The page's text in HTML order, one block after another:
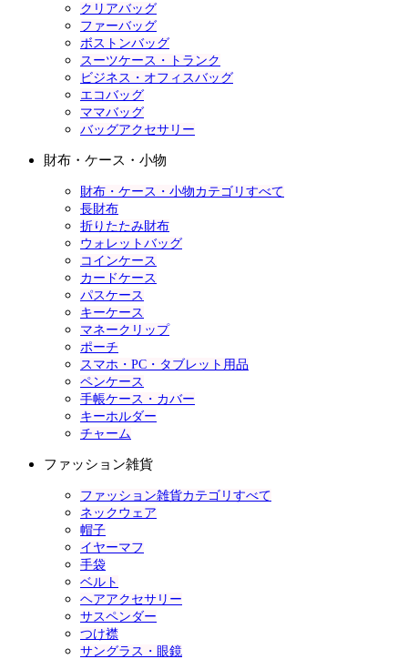
クリアバッグ
ファーバッグ
ボストンバッグ
スーツケース・トランク
ビジネス・オフィスバッグ
エコバッグ
ママバッグ
バッグアクセサリー
財布・ケース・小物
財布・ケース・小物カテゴリすべて
長財布
折りたたみ財布
ウォレットバッグ
コインケース
カードケース
パスケース
キーケース
マネークリップ
ポーチ
スマホ・PC・タブレット用品
ペンケース
手帳ケース・カバー
キーホルダー
チャーム
ファッション雑貨
ファッション雑貨カテゴリすべて
ネックウェア
帽子
イヤーマフ
手袋
ベルト
ヘアアクセサリー
サスペンダー
つけ襟
サングラス・眼鏡